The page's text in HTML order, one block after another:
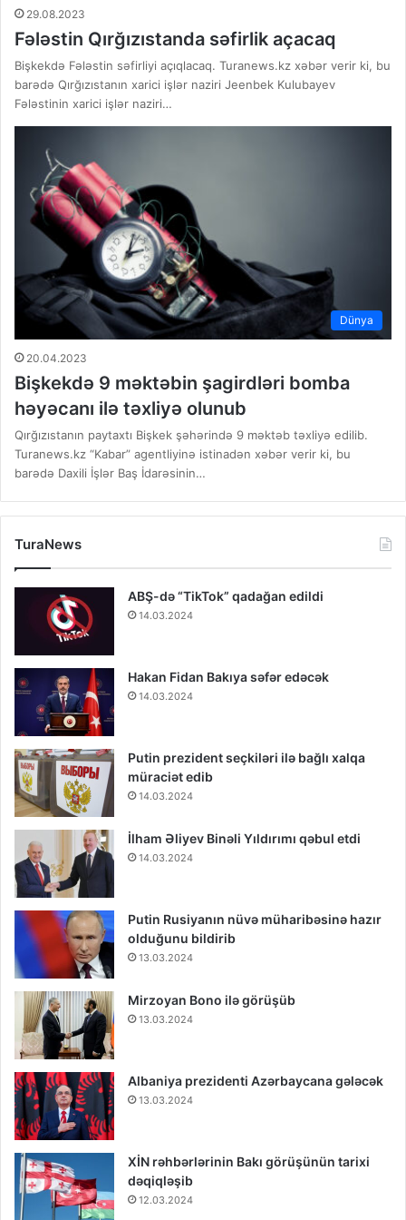
29.08.2023
Fələstin Qırğızıstanda səfirlik açacaq
Bişkekdə Fələstin səfirliyi açıqlacaq. Turanews.kz xəbər verir ki, bu
barədə Qırğızıstanın xarici işlər naziri Jeenbek Kulubayev
Fələstinin xarici işlər naziri…
Dünya
20.04.2023
Bişkekdə 9 məktəbin şagirdləri bomba
həyəcanı ilə təxliyə olunub
Qırğızıstanın paytaxtı Bişkek şəhərində 9 məktəb təxliyə edilib.
Turanews.kz “Kabar” agentliyinə istinadən xəbər verir ki, bu
barədə Daxili İşlər Baş İdarəsinin…
TuraNews
ABŞ-də “TikTok” qadağan edildi
14.03.2024
Hakan Fidan Bakıya səfər edəcək
14.03.2024
Putin prezident seçkiləri ilə bağlı xalqa
müraciət edib
14.03.2024
İlham Əliyev Binəli Yıldırımı qəbul etdi
14.03.2024
Putin Rusiyanın nüvə müharibəsinə hazır
olduğunu bildirib
13.03.2024
Mirzoyan Bono ilə görüşüb
13.03.2024
Albaniya prezidenti Azərbaycana gələcək
13.03.2024
XİN rəhbərlərinin Bakı görüşünün tarixi
dəqiqləşib
12.03.2024